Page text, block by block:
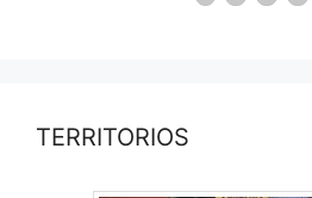
TERRITORIOS